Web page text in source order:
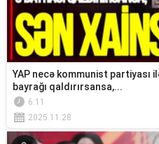
YAP necə kommunist partiyası
bayrağı qaldırırsansa,...
6:11
2025.11.28